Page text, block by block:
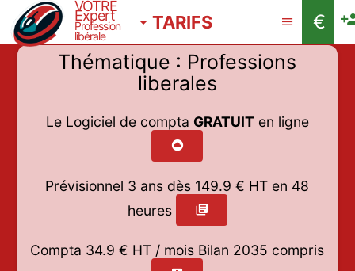
VOTRE
Expert
Profession
libérale
TARIFS €
Thématique : Professions
liberales
Le Logiciel de compta GRATUIT en ligne
Prévisionnel 3 ans dès 149.9 € HT en 48
heures
Compta 34.9 € HT / mois Bilan 2035 compris